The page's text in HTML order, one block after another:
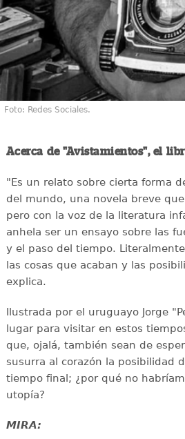
Foto: Redes Sociales.
Acerca de "Avistamientos", el
"Es un relato sobre cierta forma
del mundo, una novela breve
pero con la voz de la literatura
anhela ser un ensayo sobre las
y el paso del tiempo.
las cosas que acaban y las
explica.
Ilustrada por el uruguayo Jorge
lugar para visitar en estos
que, ojalá, también sean de
susurra al corazón la posibilidad
tiempo final; ¿por qué no
utopía?
MIRA: